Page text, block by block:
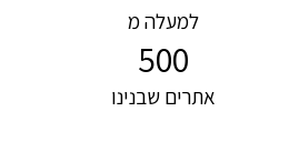
למעלה מ
500
אתרים שבנינו